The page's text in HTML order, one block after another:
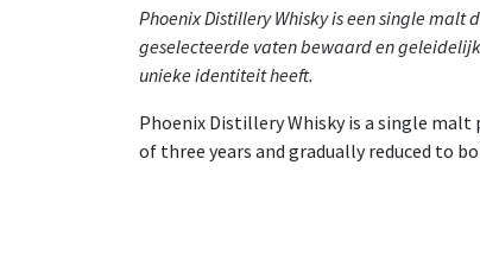
Phoenix Distillery Whisky is een single
geselecteerde vaten bewaard en
unieke identiteit heeft.
Phoenix Distillery Whisky is a single
of three years and gradually reduced to